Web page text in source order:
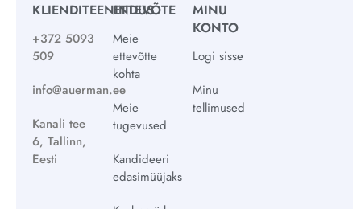
KLIENDITEENINDUS
+372 5093
509
info@auerman.ee
Kanali tee
6, Tallinn,
Eesti
ETTEVÕTE
Meie
ettevõtte
kohta
Meie
tugevused
Kandideeri
edasimüüjaks
MINU
KONTO
Logi sisse
Minu
tellimused